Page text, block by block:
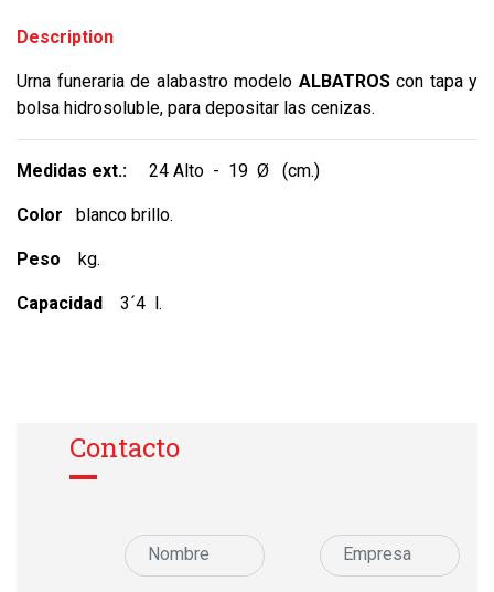
Description
Urna funeraria de alabastro modelo ALBATROS con tapa y
bolsa hidrosoluble, para depositar las cenizas.
Medidas ext.: 24 Alto - 19 Ø (cm.)
Color blanco brillo.
Peso kg.
Capacidad 3´4 l.
Contacto